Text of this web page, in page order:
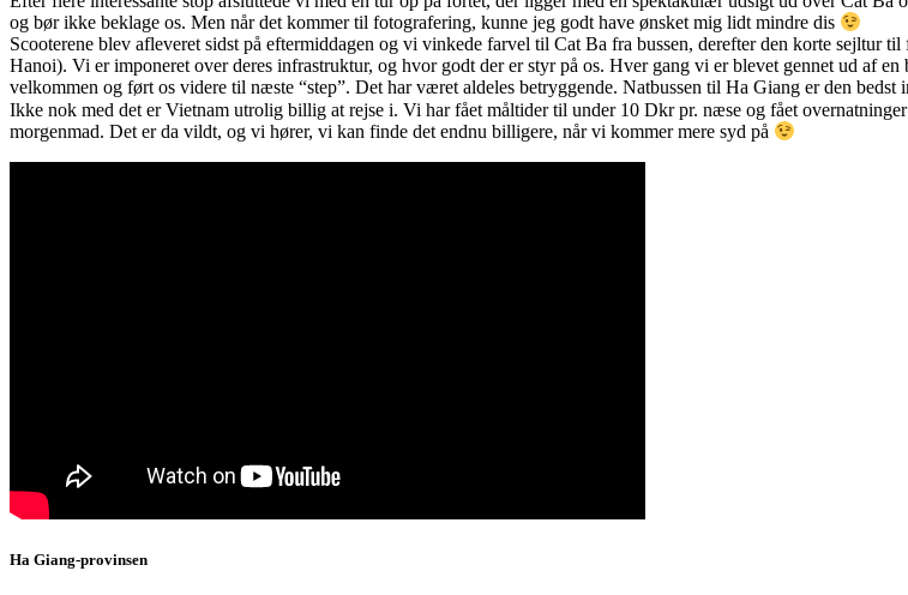
og bør ikke beklage os. Men når det kommer til fotografering, kunne jeg godt have ønsket mig lidt mindre dis
Scooterene blev afleveret sidst på eftermiddagen og vi vinkede farvel til Cat Ba fra bussen, derefter den korte sejltur
Hanoi). Vi er imponeret over deres infrastruktur, og hvor godt der er styr på os. Hver gang vi er blevet gennet ud af
velkommen og ført os videre til næste “step”. Det har været aldeles betryggende. Natbussen til Ha Giang er den
Ikke nok med det er Vietnam utrolig billig at rejse i. Vi har fået måltider til under 10 Dkr pr. næse og fået
morgenmad. Det er da vildt, og vi hører, vi kan finde det endnu billigere, når vi kommer mere syd på
Ha Giang-provinsen